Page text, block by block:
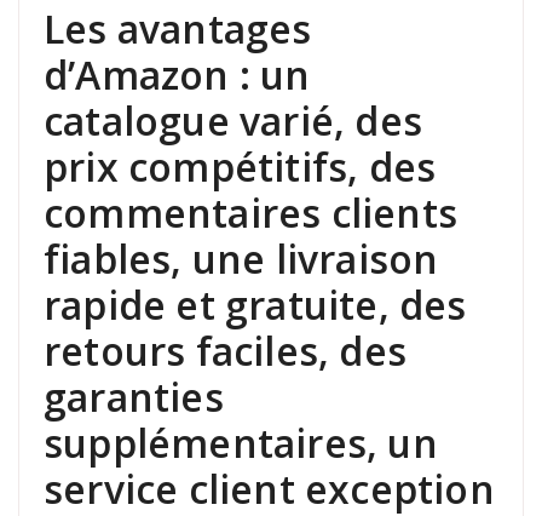
Les avantages
d’Amazon : un
catalogue varié, des
prix compétitifs, des
commentaires clients
fiables, une livraison
rapide et gratuite, des
retours faciles, des
garanties
supplémentaires, un
service client exception